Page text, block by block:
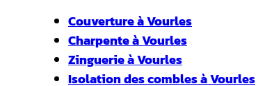
Couverture à Vourles
Charpente à Vourles
Zinguerie à Vourles
Isolation des combles à Vourles